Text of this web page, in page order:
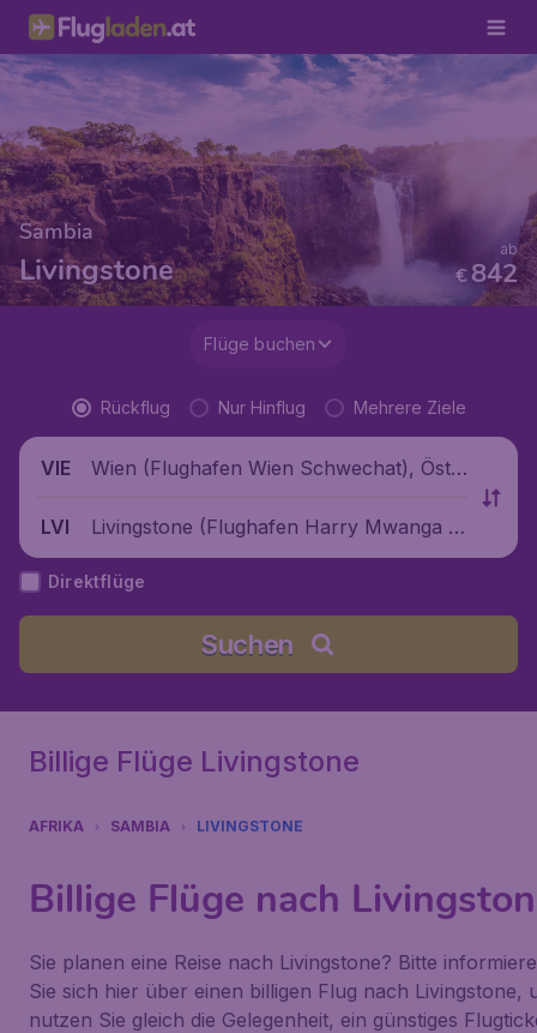
Sambia
Livingstone €842
ab
Flüge buchen
Rückflug Nur Hinflug Mehrere Ziele
VIE
Wien (Flughafen Wien Schwechat), Öste
LVI
Livingstone (Flughafen Harry Mwanga N
kumbula), Sambia
Direktflüge
Suchen
Billige Flüge Livingstone
AFRIKA SAMBIA LIVINGSTONE
Billige Flüge nach
Sie planen eine Reise nach Livingstone? Bitte
Sie sich hier über einen billigen Flug nach Livingstone,
nutzen Sie gleich die Gelegenheit, ein günstiges